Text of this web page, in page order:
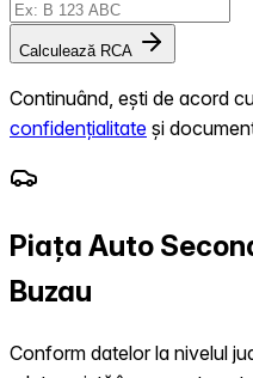
Calculează RCA
Continuând, ești de acord
confidențialitate și
Piața Auto
Buzau
Conform datelor la nivelul